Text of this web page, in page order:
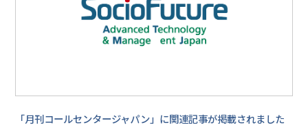
「月刊コールセンタージャパン」に関連記事が掲載されました